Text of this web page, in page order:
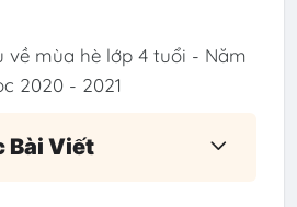
về mùa hè lớp 4 tuổi - Năm
2020 - 2021
Bài Viết